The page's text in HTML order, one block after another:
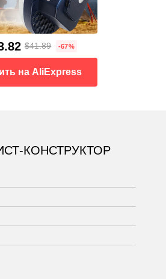
$41.89 -67%
на AliExpress
КОНСТРУКТОР